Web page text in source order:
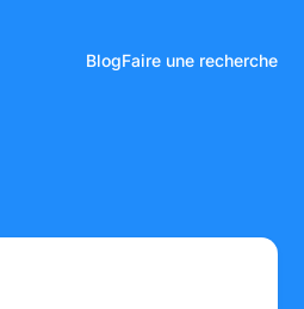
BlogFaire une recherche